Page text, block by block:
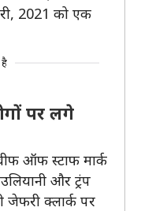
2021 को एक
है
पर लगे
ऑफ स्टाफ मार्क
और ट्रंप
जेफरी क्लार्क पर